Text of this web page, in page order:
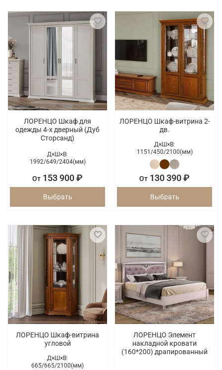
ЛОРЕНЦО Шкаф для
одежды 4-х дверный (Дуб
Сторсанд)
Д×Ш×В:
1992/649/2404(мм)
От 153 900 ₽
Выбрать
ЛОРЕНЦО Шкаф-витрина 2-
дв.
Д×Ш×В:
1151/450/2100(мм)
От 130 390 ₽
Выбрать
ЛОРЕНЦО Шкаф-витрина
угловой
Д×Ш×В:
665/665/2100(мм)
ЛОРЕНЦО Элемент
накладной кровати
(160*200) драпированный